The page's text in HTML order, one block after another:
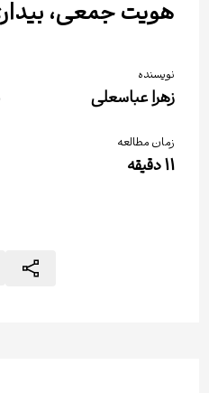
هویت جمعی،
نویسنده
زهرا عباسعلی
زمان مطالعه
11دقیقه